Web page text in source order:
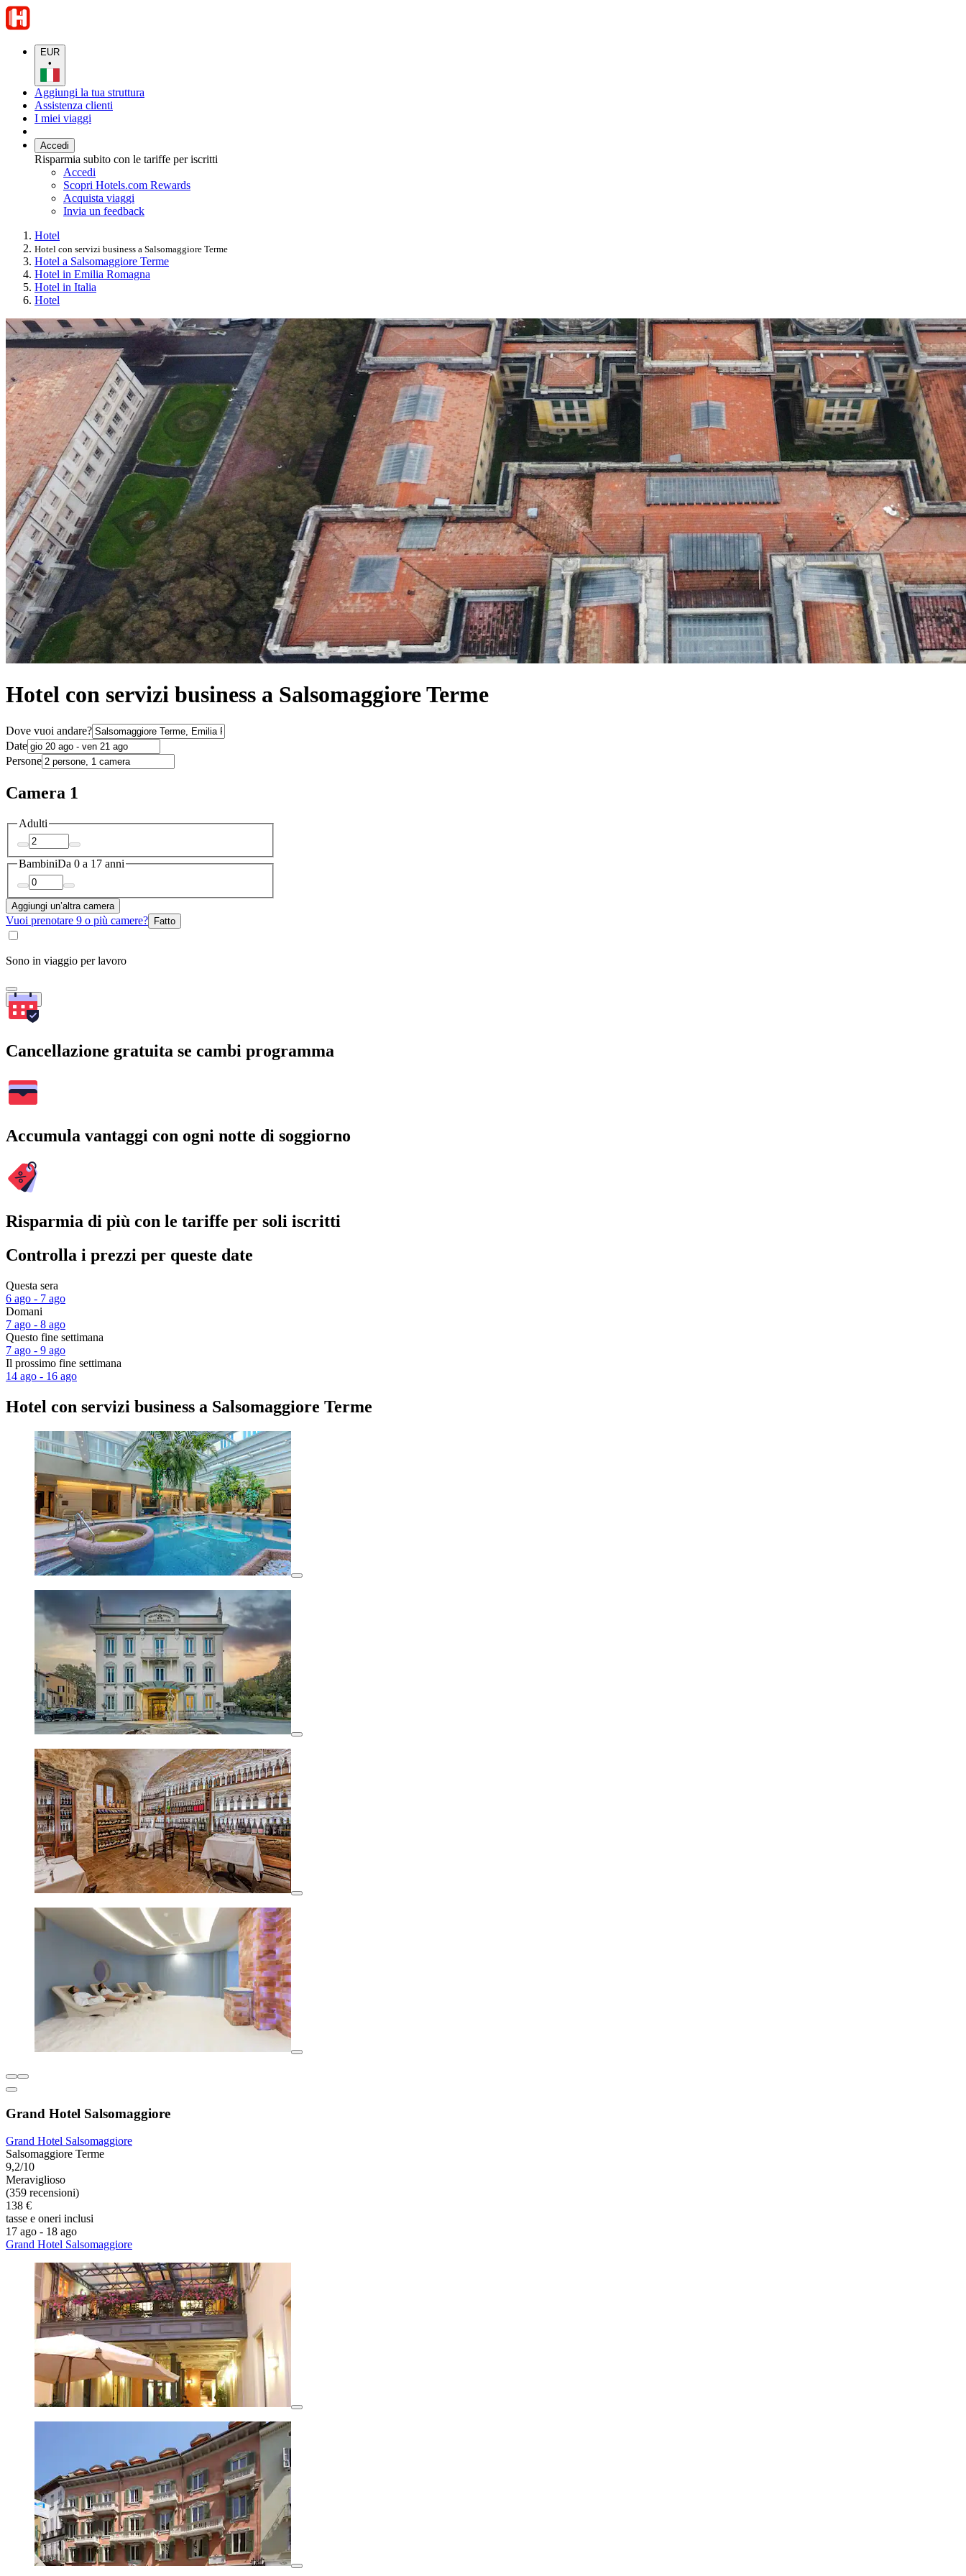
EUR
•
Aggiungi la tua struttura
Assistenza clienti
I miei viaggi
Accedi
Risparmia subito con le tariffe per iscritti
Accedi
Scopri Hotels.com Rewards
Acquista viaggi
Invia un feedback
Hotel
Hotel con servizi business a Salsomaggiore Terme
Hotel a Salsomaggiore Terme
Hotel in Emilia Romagna
Hotel in Italia
Hotel
Hotel con servizi business a Salsomaggiore Terme
Dove vuoi andare?
Date
Persone
Camera 1
Adulti
BambiniDa 0 a 17 anni
Aggiungi un’altra camera
Vuoi prenotare 9 o più camere? Fatto
Sono in viaggio per lavoro
Cerca
Cancellazione gratuita se cambi programma
Accumula vantaggi con ogni notte di soggiorno
Risparmia di più con le tariffe per soli iscritti
Controlla i prezzi per queste date
Questa sera
6 ago - 7 ago
Domani
7 ago - 8 ago
Questo fine settimana
7 ago - 9 ago
Il prossimo fine settimana
14 ago - 16 ago
Hotel con servizi business a Salsomaggiore Terme
Grand Hotel Salsomaggiore
Grand Hotel Salsomaggiore
Salsomaggiore Terme
9,2/10
Meraviglioso
(359 recensioni)
138 €
tasse e oneri inclusi
17 ago - 18 ago
Grand Hotel Salsomaggiore